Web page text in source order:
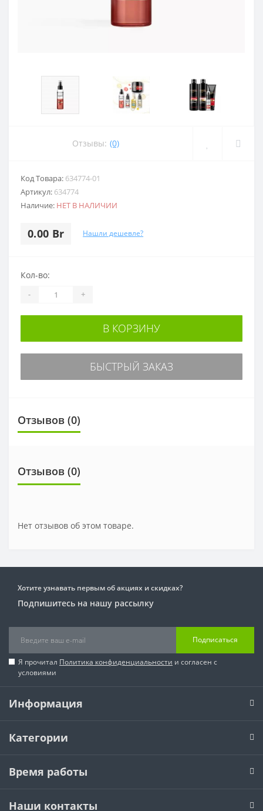
Отзывы: (0)
Код Товара: 634774-01
Артикул: 634774
Наличие: НЕТ В НАЛИЧИИ
0.00 Br Нашли дешевле?
Кол-во:
- +
В КОРЗИНУ
БЫСТРЫЙ ЗАКАЗ
Отзывов (0)
Отзывов (0)
Нет отзывов об этом товаре.
Хотите узнавать первым об акциях и скидках?
Подпишитесь на нашу рассылку
Подписаться
Я прочитал Политика конфиденциальности и согласен с
условиями
Информация
Категории
Время работы
Наши контакты